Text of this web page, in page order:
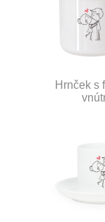
Hrnček s